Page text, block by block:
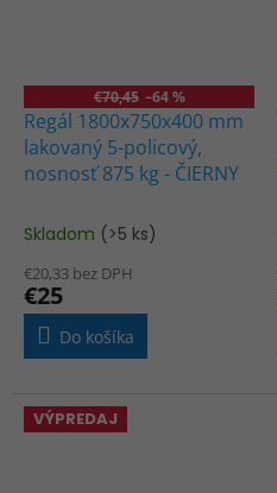
€70,45 –64 %
Regál 1800x750x400 mm
lakovaný 5-policový,
nosnosť 875 kg - ČIERNY
Priemerné
produktu
je
5,0
Skladom (>5 ks)
€20,33 bez DPH
€25
Do košíka
VÝPREDAJ